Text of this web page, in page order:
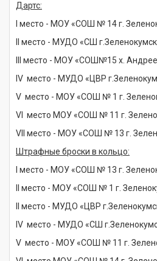
Дартс:
I место - МОУ «СОШ № 14 г.
II место - МУДО «СШ
III место - МОУ «СОШ№15 х.
IV место - МУДО «ЦВР
V место - МОУ «СОШ № 1 г.
VI место МОУ «СОШ № 11 г.
VII место - МОУ «СОШ № 13 г.
Штрафные броски в кольцо:
I место - МОУ «СОШ № 13 г.
II место - МОУ «СОШ № 1 г.
II место - МУДО «ЦВР
IV место - МУДО «СШ
V место - МОУ «СОШ № 11 г.